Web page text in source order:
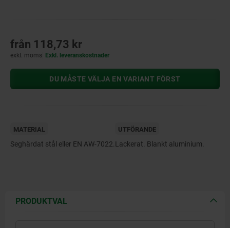
från 118,73 kr
exkl. moms Exkl. leveranskostnader
DU MÅSTE VÄLJA EN VARIANT FÖRST
MATERIAL
Seghärdat stål eller EN AW-7022.
UTFÖRANDE
Lackerat. Blankt aluminium.
PRODUKTVAL